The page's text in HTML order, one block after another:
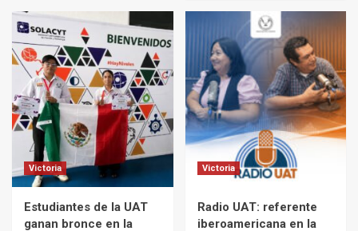
Victoria
Estudiantes de la UAT
ganan bronce en la
Victoria
Radio UAT: referente
iberoamericana en la